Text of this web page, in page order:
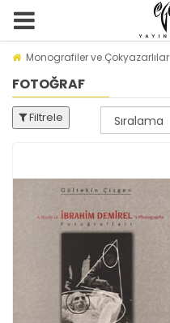
Monografiler ve Çokyazarlılar
FOTOĞRAF
Filtrele